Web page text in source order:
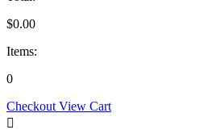
$0.00
Items:
0
Checkout View Cart